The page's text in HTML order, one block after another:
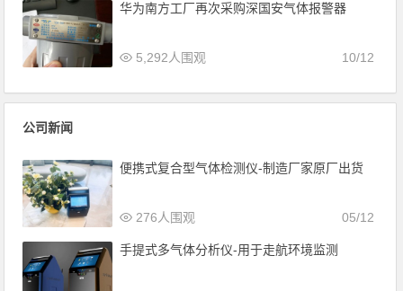
华为南方工厂再次采购深国安气体报警器
10/12
5,292人围观
公司新闻
便携式复合型气体检测仪-制造厂家原厂出货
05/12
276人围观
手提式多气体分析仪-用于走航环境监测